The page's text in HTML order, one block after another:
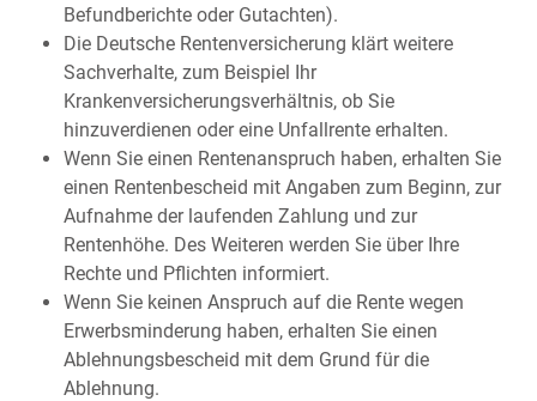
Befundberichte oder Gutachten).
Die Deutsche Rentenversicherung klärt weitere
Sachverhalte, zum Beispiel Ihr
Krankenversicherungsverhältnis, ob Sie
hinzuverdienen oder eine Unfallrente erhalten.
Wenn Sie einen Rentenanspruch haben, erhalten Sie
einen Rentenbescheid mit Angaben zum Beginn, zur
Aufnahme der laufenden Zahlung und zur
Rentenhöhe. Des Weiteren werden Sie über Ihre
Rechte und Pflichten informiert.
Wenn Sie keinen Anspruch auf die Rente wegen
Erwerbsminderung haben, erhalten Sie einen
Ablehnungsbescheid mit dem Grund für die
Ablehnung.